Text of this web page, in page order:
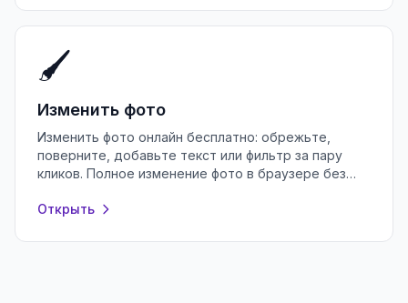
🖌️
Изменить фото
Изменить фото онлайн бесплатно: обрежьте,
поверните, добавьте текст или фильтр за пару
кликов. Полное изменение фото в браузере без
Открыть